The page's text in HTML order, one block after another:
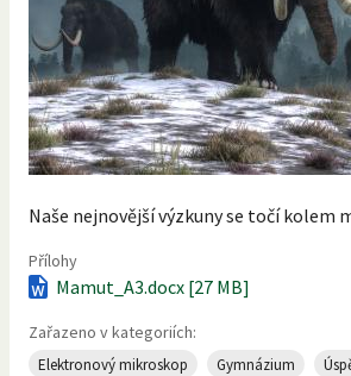
Naše nejnovější výzkuny se točí kolem
Přílohy
Mamut_A3.docx [27 MB]
Zařazeno v kategoriích:
Elektronový mikroskop Gymnázium